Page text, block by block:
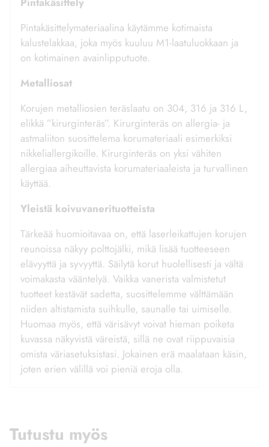
Pintakäsittelymateriaalina käytämme kotimaista
kalustelakkaa, joka myös kuuluu M1-laatuluokkaan ja
on kotimainen avainlipputuote.
Metalliosat
Korujen metalliosien teräslaatu on 304, 316 ja 316 L,
elikkä ”kirurginteräs”. Kirurginteräs on allergia- ja
astmaliiton suosittelema korumateriaali esimerkiksi
nikkeliallergikoille. Kirurginteräs on yksi vähiten
allergiaa aiheuttavista korumateriaaleista ja turvallinen
käyttää.
Yleistä koivuvanerituotteista
Tärkeää huomioitavaa on, että laserleikattujen korujen
reunoissa näkyy polttojälki, mikä lisää tuotteeseen
elävyyttä ja syvyyttä. Säilytä korut huolellisesti ja vältä
voimakasta vääntelyä. Vaikka vanerista valmistetut
tuotteet kestävät sadetta, suosittelemme välttämään
niiden altistamista suihkulle, saunalle tai uimiselle.
Huomaa myös, että värisävyt voivat hieman poiketa
kuvassa näkyvistä väreistä, sillä ne ovat riippuvaisia
omista väriasetuksistasi. Jokainen erä maalataan käsin,
joten erien välillä voi pieniä eroja olla.
Tutustu myös